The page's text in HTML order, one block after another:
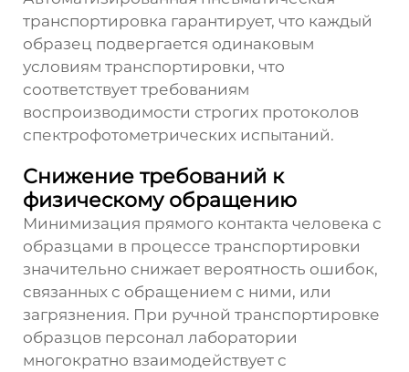
транспортировка гарантирует, что каждый
образец подвергается одинаковым
условиям транспортировки, что
соответствует требованиям
воспроизводимости строгих протоколов
спектрофотометрических испытаний.
Снижение требований к
физическому обращению
Минимизация прямого контакта человека с
образцами в процессе транспортировки
значительно снижает вероятность ошибок,
связанных с обращением с ними, или
загрязнения. При ручной транспортировке
образцов персонал лаборатории
многократно взаимодействует с